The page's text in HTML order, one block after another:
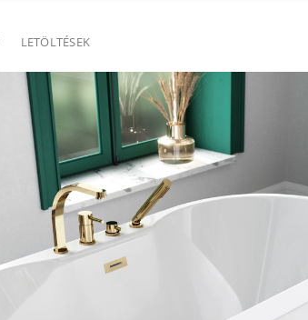
LETÖLTÉSEK